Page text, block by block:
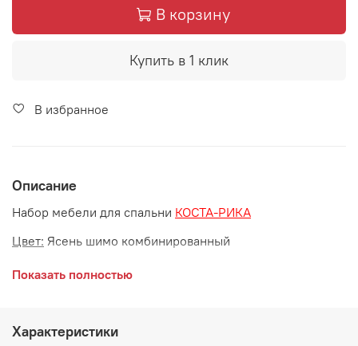
В корзину
Купить в 1 клик
В избранное
Описание
Набор мебели для спальни КОСТА-РИКА
Цвет: Ясень шимо комбинированный
Материал:
зеркало с фацетом,
Показать полностью
Характеристики